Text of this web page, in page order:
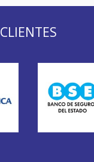
CLIENTES